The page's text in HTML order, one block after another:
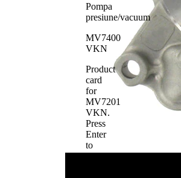
Pompa
presiune/vacuum
MV7400
VKN
Product
card
for
MV7201
VKN.
Press
Enter
to
view